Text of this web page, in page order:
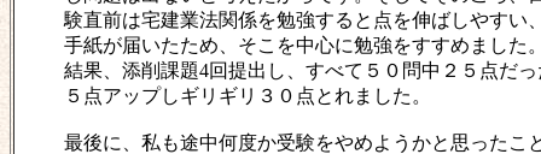
験直前は宅建業法関係を勉強すると点を伸ばしやすい
手紙が届いたため、そこを中心に勉強をすすめました
結果、添削課題4回提出し、すべて５０問中２５点だ
５点アップしギリギリ３０点とれました。
最後に、私も途中何度か受験をやめようかと思ったこ